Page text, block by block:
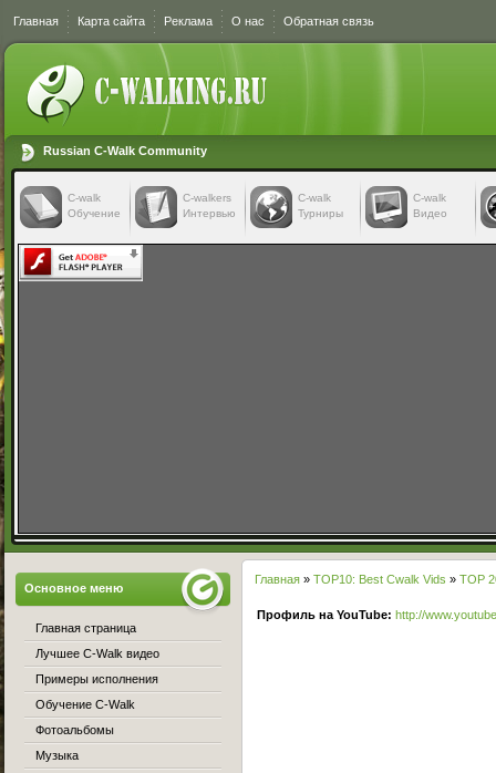
Главная Карта сайта Реклама О нас Обратная связь
Russian C-Walk Community
C-walk
Обучение
C-walkers
Интервью
С-walk
Турниры
С-walk
Видео
Главная » TOP10: Best Cwalk Vids » TOP
Профиль на YouTube: http://
Основное меню
Главная страница
Лучшее C-Walk видео
Примеры исполнения
Обучение C-Walk
Фотоальбомы
Музыка